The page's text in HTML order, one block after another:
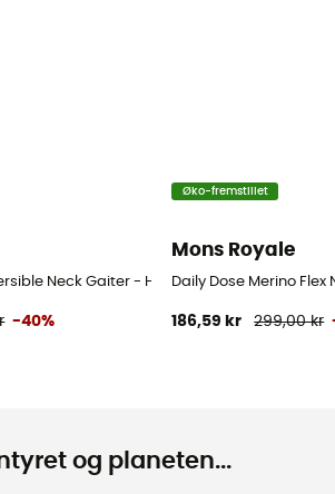
Neck Gaiter - Halsedisse
-40%
Øko-fremstillet
Mons Royale
Daily Dose Merino
186,59 kr 299,00 kr
og planeten...